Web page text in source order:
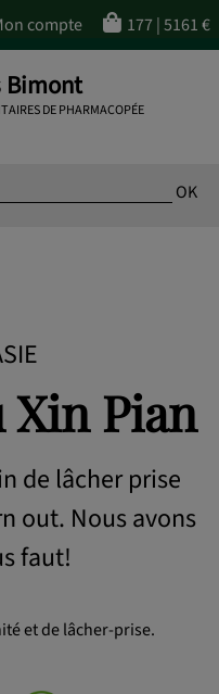
Bimont
DE PHARMACOPÉE
OK
Xin Pian
de lâcher prise
out. Nous avons
faut!
et de lâcher-prise.
compte 177|5161€